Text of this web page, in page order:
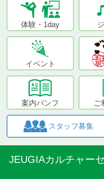
体験・1day
イベント
案内パンフ ご
スタッフ募集
JEUGIAカルチャー